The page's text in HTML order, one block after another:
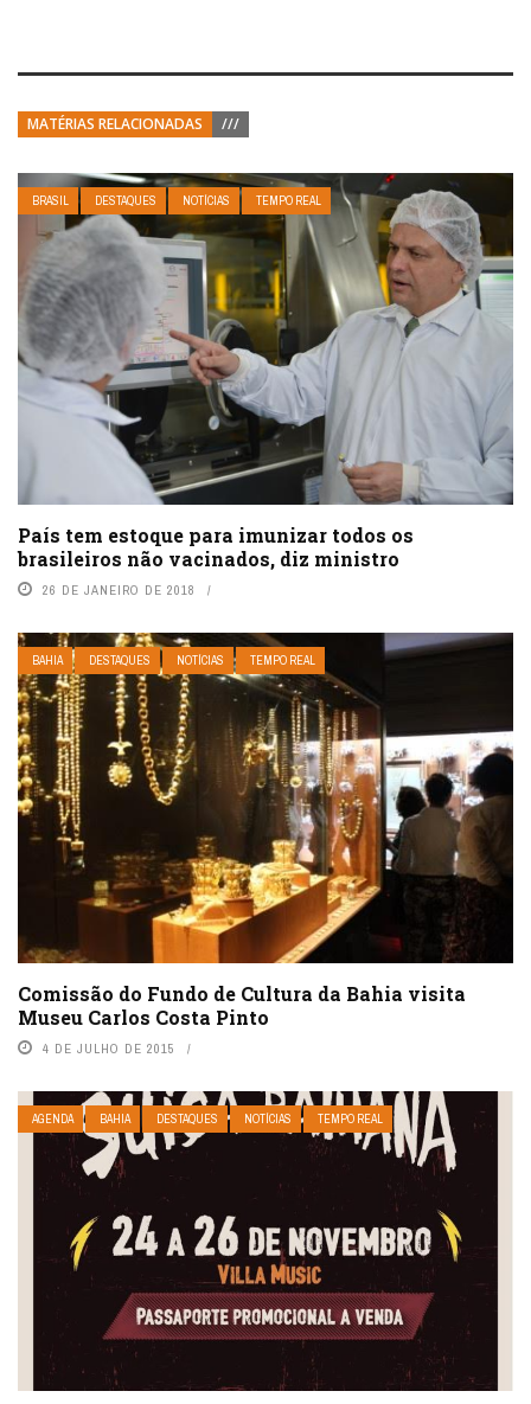
MATÉRIAS RELACIONADAS ///
BRASIL DESTAQUES NOTÍCIAS TEMPO REAL
País tem estoque para imunizar todos os
brasileiros não vacinados, diz ministro
26 DE JANEIRO DE 2018
BAHIA DESTAQUES NOTÍCIAS TEMPO REAL
Comissão do Fundo de Cultura da Bahia visita
Museu Carlos Costa Pinto
4 DE JULHO DE 2015
AGENDA BAHIA DESTAQUES NOTÍCIAS TEMPO REAL